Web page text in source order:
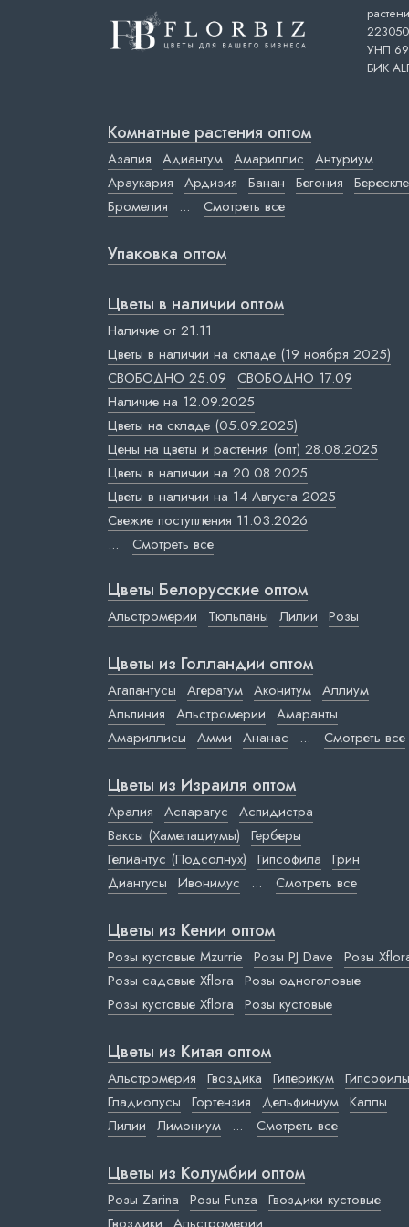
УНП
БИК
Комнатные растения оптом
Азалия Адиантум Амариллис Антуриум
Араукария Ардизия Банан Бегония
Бромелия
... Смотреть все
Упаковка оптом
Цветы в наличии оптом
Наличие от 21.11
Цветы в наличии на складе (19 ноября 2025)
СВОБОДНО 25.09 СВОБОДНО 17.09
Наличие на 12.09.2025
Цветы на складе (05.09.2025)
Цены на цветы и растения (опт) 28.08.2025
Цветы в наличии на 20.08.2025
Цветы в наличии на 14 Августа 2025
Свежие поступления 11.03.2026
... Смотреть все
Цветы Белорусские оптом
Альстромерии Тюльпаны Лилии Розы
Цветы из Голландии оптом
Агапантусы Агератум Аконитум Аллиум
Альпиния Альстромерии Амаранты
Амариллисы Амми Ананас ... Смотреть все
Цветы из Израиля оптом
Аралия Аспарагус Аспидистра
Ваксы (Хамелациумы) Герберы
Гелиантус (Подсолнух) Гипсофила Грин
Диантусы Ивонимус ... Смотреть все
Цветы из Кении оптом
Розы кустовые Mzurrie Розы PJ Dave Розы
Розы садовые Xflora Розы одноголовые
Розы кустовые Xflora Розы кустовые
Цветы из Китая оптом
Альстромерия Гвоздика Гиперикум Гипсофилы
Гладиолусы Гортензия Дельфиниум Каллы
Лилии Лимониум ... Смотреть все
Цветы из Колумбии оптом
Розы Zarina Розы Funza Гвоздики кустовые